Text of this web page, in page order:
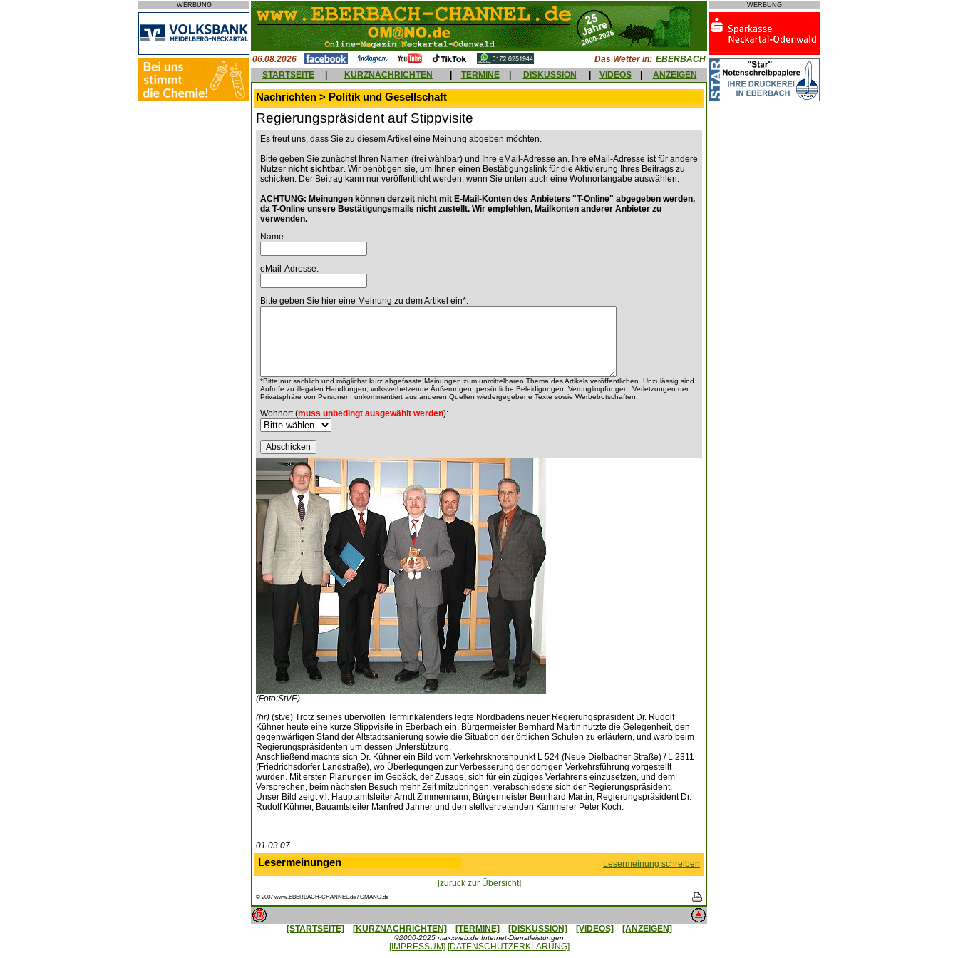
WERBUNG
06.08.2026 Das Wetter in: EBERBACH
STARTSEITE
KURZNACHRICHTEN TERMINE DISKUSSION VIDEOS ANZEIGEN
Nachrichten > Politik und Gesellschaft
Regierungspräsident auf Stippvisite
Es freut uns, dass Sie zu diesem Artikel eine Meinung abgeben möchten.
Bitte geben Sie zunächst Ihren Namen (frei wählbar) und Ihre eMail-Adresse an. Ihre eMail-Adresse ist für andere
Nutzer nicht sichtbar. Wir benötigen sie, um Ihnen einen Bestätigungslink für die Aktivierung Ihres Beitrags zu
schicken. Der Beitrag kann nur veröffentlicht werden, wenn Sie unten auch eine Wohnortangabe auswählen.
ACHTUNG: Meinungen können derzeit nicht mit E-Mail-Konten des Anbieters "T-Online" abgegeben werden,
da T-Online unsere Bestätigungsmails nicht zustellt. Wir empfehlen, Mailkonten anderer Anbieter zu
verwenden.
Name:
eMail-Adresse:
Bitte geben Sie hier eine Meinung zu dem Artikel ein*:
*Bitte nur sachlich und möglichst kurz abgefasste Meinungen zum unmittelbaren Thema des Artikels veröffentlichen. Unzulässig sind
Aufrufe zu illegalen Handlungen, volksverhetzende Äußerungen, persönliche Beleidigungen, Verunglimpfungen, Verletzungen der
Privatsphäre von Personen, unkommentiert aus anderen Quellen wiedergegebene Texte sowie Werbebotschaften.
Wohnort (muss unbedingt ausgewählt werden):
(Foto:StVE)
(hr) (stve) Trotz seines übervollen Terminkalenders legte Nordbadens neuer Regierungspräsident Dr. Rudolf
Kühner heute eine kurze Stippvisite in Eberbach ein. Bürgermeister Bernhard Martin nutzte die Gelegenheit, den
gegenwärtigen Stand der Altstadtsanierung sowie die Situation der örtlichen Schulen zu erläutern, und warb beim
Regierungspräsidenten um dessen Unterstützung.
Anschließend machte sich Dr. Kühner ein Bild vom Verkehrsknotenpunkt L 524 (Neue Dielbacher Straße) / L 2311
(Friedrichsdorfer Landstraße), wo Überlegungen zur Verbesserung der dortigen Verkehrsführung vorgestellt
wurden. Mit ersten Planungen im Gepäck, der Zusage, sich für ein zügiges Verfahrens einzusetzen, und dem
Versprechen, beim nächsten Besuch mehr Zeit mitzubringen, verabschiedete sich der Regierungspräsident.
Unser Bild zeigt v.l. Hauptamtsleiter Arndt Zimmermann, Bürgermeister Bernhard Martin, Regierungspräsident Dr.
Rudolf Kühner, Bauamtsleiter Manfred Janner und den stellvertretenden Kämmerer Peter Koch.
01.03.07
Lesermeinungen
Lesermeinung schreiben
[zurück zur Übersicht]
© 2007 www.EBERBACH-CHANNEL.de / OMANO.de
[STARTSEITE] [KURZNACHRICHTEN] [TERMINE] [DISKUSSION] [VIDEOS] [ANZEIGEN]
©2000-2025 maxxweb.de Internet-Dienstleistungen
[IMPRESSUM] [DATENSCHUTZERKLÄRUNG]
WERBUNG